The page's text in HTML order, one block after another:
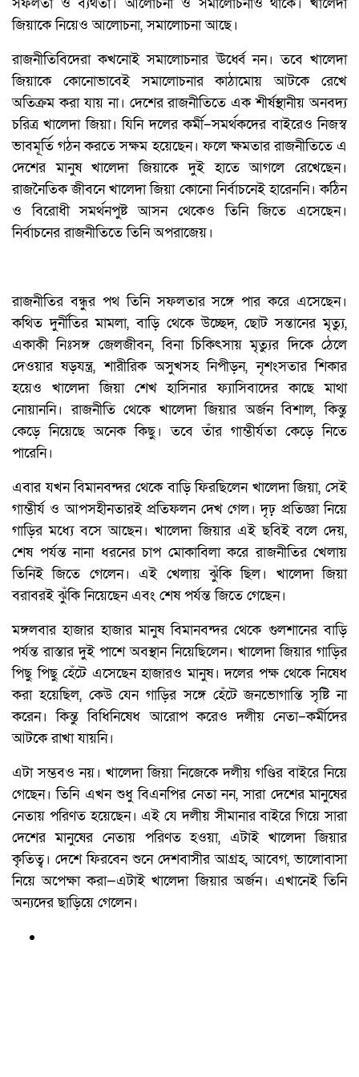
সফলতা ও ব্যর্থতা। আলোচনা ও সমালোচনাও থাকে। খালেদা
জিয়াকে নিয়েও আলোচনা, সমালোচনা আছে।
রাজনীতিবিদেরা কখনোই সমালোচনার ঊর্ধ্বে নন। তবে খালেদা
জিয়াকে কোনোভাবেই সমালোচনার কাঠামোয় আটকে রেখে
অতিক্রম করা যায় না। দেশের রাজনীতিতে এক শীর্ষস্থানীয় অনবদ্য
চরিত্র খালেদা জিয়া। যিনি দলের কর্মী–সমর্থকদের বাইরেও নিজস্ব
ভাবমূর্তি গঠন করতে সক্ষম হয়েছেন। ফলে ক্ষমতার রাজনীতিতে এ
দেশের মানুষ খালেদা জিয়াকে দুই হাতে আগলে রেখেছেন।
রাজনৈতিক জীবনে খালেদা জিয়া কোনো নির্বাচনেই হারেননি। কঠিন
ও বিরোধী সমর্থনপুষ্ট আসন থেকেও তিনি জিতে এসেছেন।
নির্বাচনের রাজনীতিতে তিনি অপরাজেয়।
রাজনীতির বন্ধুর পথ তিনি সফলতার সঙ্গে পার করে এসেছেন।
কথিত দুর্নীতির মামলা, বাড়ি থেকে উচ্ছেদ, ছোট সন্তানের মৃত্যু,
একাকী নিঃসঙ্গ জেলজীবন, বিনা চিকিৎসায় মৃত্যুর দিকে ঠেলে
দেওয়ার ষড়যন্ত্র, শারীরিক অসুখসহ নিপীড়ন, নৃশংসতার শিকার
হয়েও খালেদা জিয়া শেখ হাসিনার ফ্যাসিবাদের কাছে মাথা
নোয়াননি। রাজনীতি থেকে খালেদা জিয়ার অর্জন বিশাল, কিন্তু
কেড়ে নিয়েছে অনেক কিছু। তবে তাঁর গাম্ভীর্যতা কেড়ে নিতে
পারেনি।
এবার যখন বিমানবন্দর থেকে বাড়ি ফিরছিলেন খালেদা জিয়া, সেই
গাম্ভীর্য ও আপসহীনতারই প্রতিফলন দেখ গেল। দৃঢ় প্রতিজ্ঞা নিয়ে
গাড়ির মধ্যে বসে আছেন। খালেদা জিয়ার এই ছবিই বলে দেয়,
শেষ পর্যন্ত নানা ধরনের চাপ মোকাবিলা করে রাজনীতির খেলায়
তিনিই জিতে গেলেন। এই খেলায় ঝুঁকি ছিল। খালেদা জিয়া
বরাবরই ঝুঁকি নিয়েছেন এবং শেষ পর্যন্ত জিতে গেছেন।
মঙ্গলবার হাজার হাজার মানুষ বিমানবন্দর থেকে গুলশানের বাড়ি
পর্যন্ত রাস্তার দুই পাশে অবস্থান নিয়েছিলেন। খালেদা জিয়ার গাড়ির
পিছু পিছু হেঁটে এসেছেন হাজারও মানুষ। দলের পক্ষ থেকে নিষেধ
করা হয়েছিল, কেউ যেন গাড়ির সঙ্গে হেঁটে জনভোগান্তি সৃষ্টি না
করেন। কিন্তু বিধিনিষেধ আরোপ করেও দলীয় নেতা–কর্মীদের
আটকে রাখা যায়নি।
এটা সম্ভবও নয়। খালেদা জিয়া নিজেকে দলীয় গণ্ডির বাইরে নিয়ে
গেছেন। তিনি এখন শুধু বিএনপির নেতা নন, সারা দেশের মানুষের
নেতায় পরিণত হয়েছেন। এই যে দলীয় সীমানার বাইরে গিয়ে সারা
দেশের মানুষের নেতায় পরিণত হওয়া, এটাই খালেদা জিয়ার
কৃতিত্ব। দেশে ফিরবেন শুনে দেশবাসীর আগ্রহ, আবেগ, ভালোবাসা
নিয়ে অপেক্ষা করা—এটাই খালেদা জিয়ার অর্জন। এখানেই তিনি
অন্যদের ছাড়িয়ে গেলেন।